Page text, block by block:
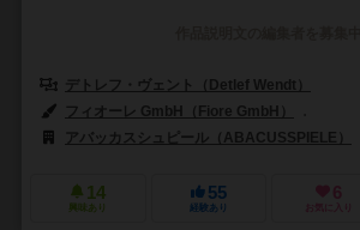
デトレフ・ヴェント（Detlef Wendt）
フィオーレ GmbH（Fiore GmbH）
アバッカスシュピール（ABACUSSPIELE）
14
興味あり
55
経験あり
6
お気に入り